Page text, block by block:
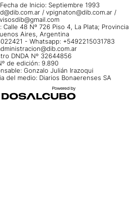
de Inicio: Septiembre 1993
/ vpignaton@dib.com.ar /
48 Nº 726 Piso 4, La Plata; Provincia
Aires, Argentina
- Whatsapp: +5492215031783
DNDA Nº 32644856
de edición: 9.890
Gonzalo Julián Irazoqui
del medio: Diarios Bonaerenses SA